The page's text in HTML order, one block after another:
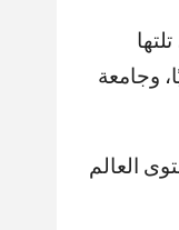
في المركز 221 عالميًا، تلتها
ثم جامعة الأزهر في المركز 279 عالميًا، وجامعة
300 جامعة على مستوى العالم